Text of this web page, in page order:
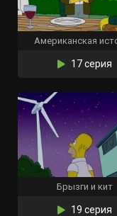
Американская
17 серия
Брызги и кит
19 серия